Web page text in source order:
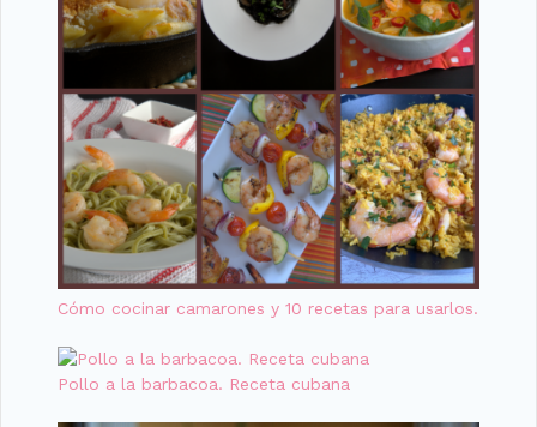
Cómo cocinar camarones y 10 recetas para usarlos.
Pollo a la barbacoa. Receta cubana